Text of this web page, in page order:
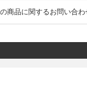
商品に関するお問い合わ